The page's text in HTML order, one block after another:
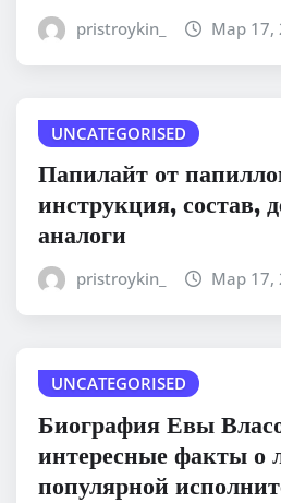
pristroykin_ Мар 17,
UNCATEGORISED
Папилайт от
инструкция, состав,
аналоги
pristroykin_ Мар 17,
UNCATEGORISED
Биография Евы
интересные факты о
популярной